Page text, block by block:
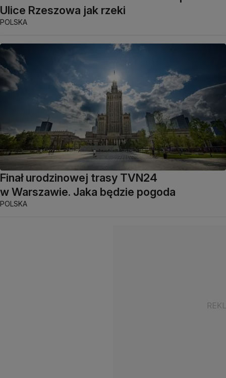
Ulice Rzeszowa jak rzeki
POLSKA
Finał urodzinowej trasy TVN24
w Warszawie. Jaka będzie pogoda
POLSKA